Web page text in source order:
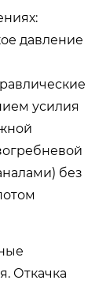
давление
усилия
без
Откачка